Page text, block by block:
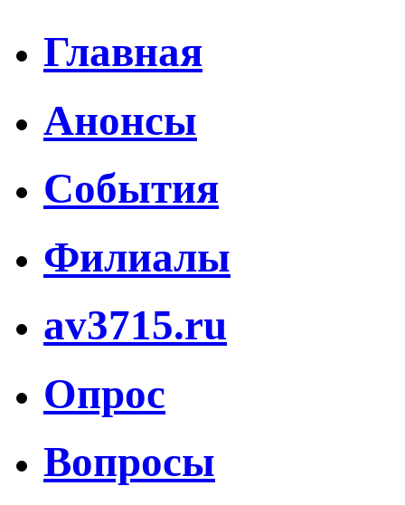
Главная
Анонсы
События
Филиалы
av3715.ru
Опрос
Вопросы